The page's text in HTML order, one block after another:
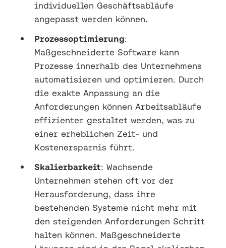
individuellen Geschäftsabläufe
angepasst werden können.
Prozessoptimierung:
Maßgeschneiderte Software kann
Prozesse innerhalb des Unternehmens
automatisieren und optimieren. Durch
die exakte Anpassung an die
Anforderungen können Arbeitsabläufe
effizienter gestaltet werden, was zu
einer erheblichen Zeit- und
Kostenersparnis führt.
Skalierbarkeit: Wachsende
Unternehmen stehen oft vor der
Herausforderung, dass ihre
bestehenden Systeme nicht mehr mit
den steigenden Anforderungen Schritt
halten können. Maßgeschneiderte